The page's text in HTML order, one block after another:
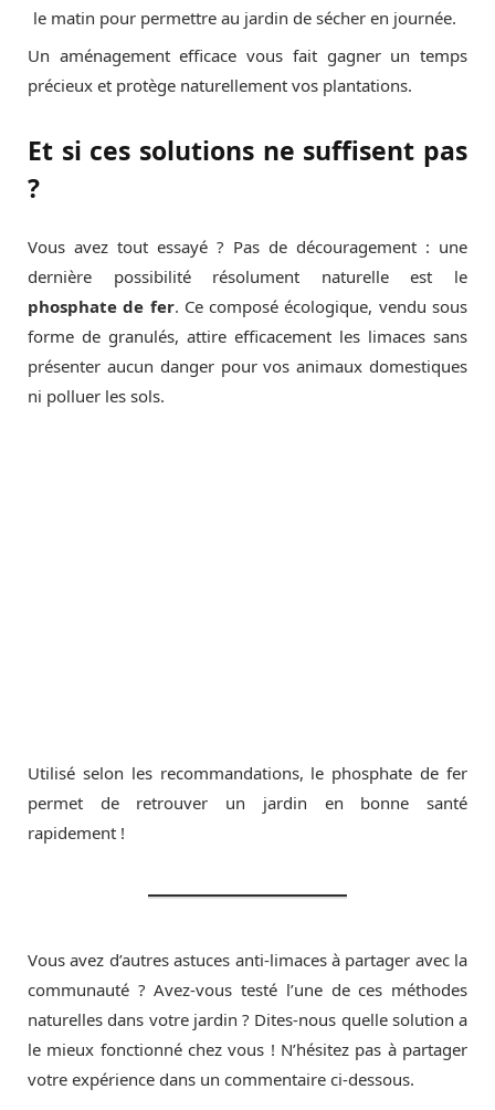
le matin pour permettre au jardin de sécher en journée.
Un aménagement efficace vous fait gagner un temps
précieux et protège naturellement vos plantations.
Et si ces solutions ne suffisent pas
?
Vous avez tout essayé ? Pas de découragement : une
dernière possibilité résolument naturelle est le
phosphate de fer. Ce composé écologique, vendu sous
forme de granulés, attire efficacement les limaces sans
présenter aucun danger pour vos animaux domestiques
ni polluer les sols.
Utilisé selon les recommandations, le phosphate de fer
permet de retrouver un jardin en bonne santé
rapidement !
Vous avez d’autres astuces anti-limaces à partager avec la
communauté ? Avez-vous testé l’une de ces méthodes
naturelles dans votre jardin ? Dites-nous quelle solution a
le mieux fonctionné chez vous ! N’hésitez pas à partager
votre expérience dans un commentaire ci-dessous.